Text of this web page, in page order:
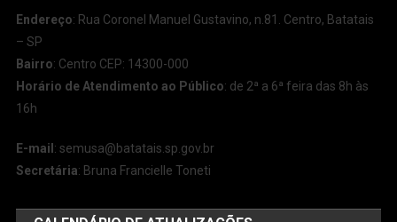
Endereço: Rua Coronel Manuel Gustavino, n.81. Centro, Batatais
– SP
Bairro: Centro CEP: 14300-000
Horário de Atendimento ao Público: de 2ª a 6ª feira das 8h às
16h
E-mail :semusa@batatais.sp.gov.br
Secretária: Bruna Francielle Toneti